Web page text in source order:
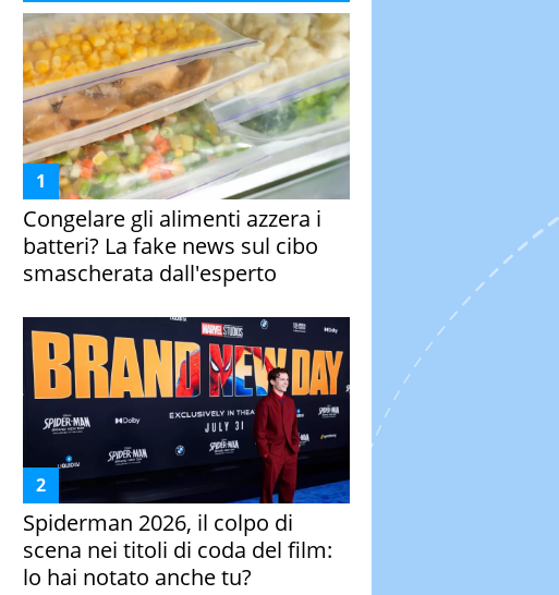
Congelare gli alimenti azzera i
batteri? La fake news sul cibo
smascherata dall'esperto
Spiderman 2026, il colpo di
scena nei titoli di coda del film:
lo hai notato anche tu?